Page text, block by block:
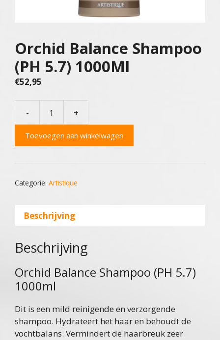
Orchid Balance Shampoo
(PH 5.7) 1000Ml
€52,95
-
Balance
Shampoo
5.7)
+
Toevoegen aan winkelwagen
Categorie: Artistique
Beschrijving
Beschrijving
Orchid Balance Shampoo (PH 5.7)
1000ml
Dit is een mild reinigende en verzorgende
shampoo. Hydrateert het haar en behoudt de
vochtbalans. Vermindert de haarbreuk zeer